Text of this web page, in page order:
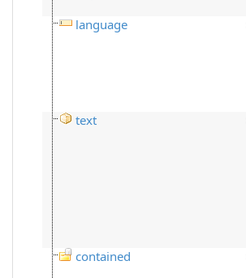
language
text
contained